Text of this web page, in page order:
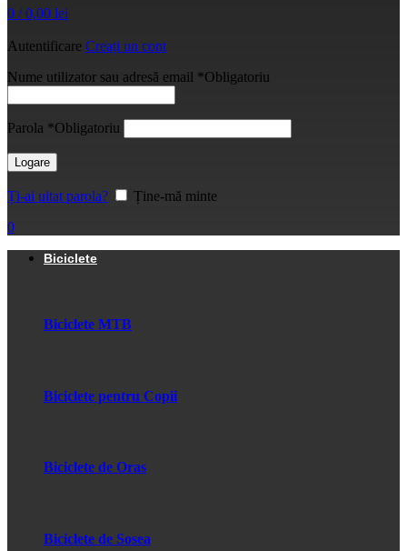
0 / 0,00 lei
Autentificare Creați un cont
Nume utilizator sau adresă email *Obligatoriu
Parola *Obligatoriu
Logare
Ți-ai uitat parola?
Ține-mă minte
0
Biciclete
Biciclete MTB
Biciclete pentru Copii
Biciclete de Oras
Biciclete de Sosea